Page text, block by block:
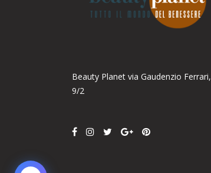
Beauty Planet via Gaudenzio Ferrari,
9/2
Ciao! Come posso aiutarti?